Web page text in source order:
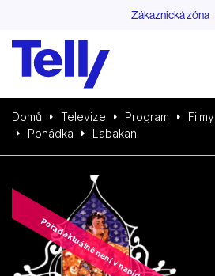
Zákaznická zóna
Domů Televize Program Filmy
Pohádka
Labakan
Pořad aktuálně není v nabídce